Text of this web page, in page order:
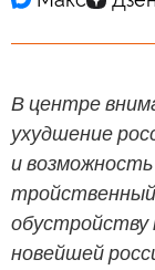
В центре
ухудшение
и возможность
тройственный
обустройству
новейшей